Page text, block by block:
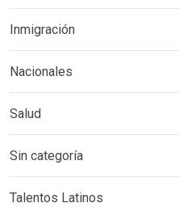
Inmigración
Nacionales
Salud
Sin categoría
Talentos Latinos